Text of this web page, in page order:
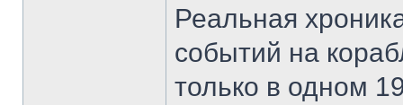
Реальная
событий на
только в одном